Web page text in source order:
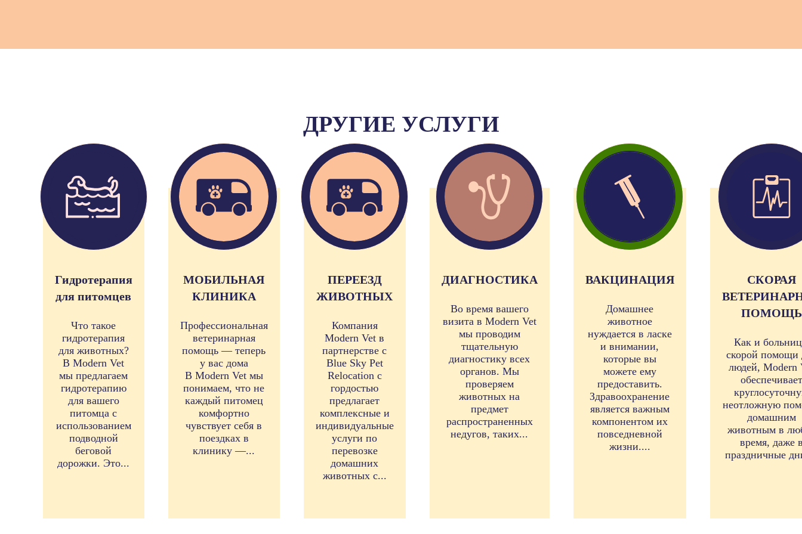
ДРУГИЕ УСЛУГИ
Гидротерапия
для питомцев
Что такое
гидротерапия
для животных?
В Modern Vet
мы предлагаем
гидротерапию
для вашего
питомца с
использованием
подводной
беговой
дорожки. Это...
МОБИЛЬНАЯ
КЛИНИКА
Профессиональная
ветеринарная
помощь — теперь
у вас дома
В Modern Vet мы
понимаем, что не
каждый питомец
комфортно
чувствует себя в
поездках в
клинику —...
ПЕРЕЕЗД
ЖИВОТНЫХ
Компания
Modern Vet в
партнерстве с
Blue Sky Pet
Relocation с
гордостью
предлагает
комплексные и
индивидуальные
услуги по
перевозке
домашних
животных с...
ДИАГНОСТИКА
Во время вашего
визита в Modern Vet
мы проводим
тщательную
диагностику всех
органов. Мы
проверяем
животных на
предмет
распространенных
недугов, таких...
ВАКЦИНАЦИЯ
Домашнее
животное
нуждается в ласке
и внимании,
которые вы
можете ему
предоставить.
Здравоохранение
является важным
компонентом их
повседневной
жизни....
СКОРАЯ
ПОМОЩЬ
Как и
скорой помощи
людей, Modern
обеспечивает
неотложную
домашним
животным в
время, даже
праздничные